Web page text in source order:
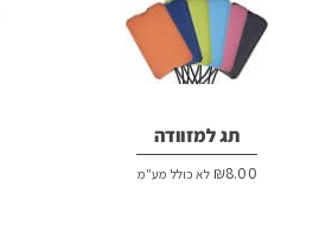
תג למזוודה
₪8.00 לא כולל מע"מ